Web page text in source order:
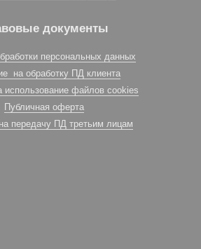
документы
персональных данных
на обработку ПД клиента
использование файлов cookies
Публичная оферта
передачу ПД третьим лицам